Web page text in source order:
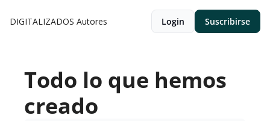
DIGITALIZADOS Autores Login Suscribirse
Todo lo que hemos
creado